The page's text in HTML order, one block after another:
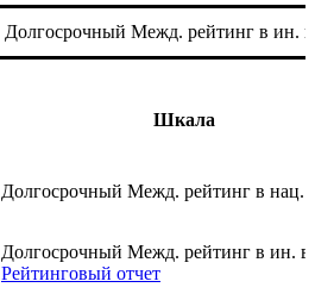
Долгосрочный Межд. рейтинг в ин.
Шкала
Долгосрочный Межд. рейтинг в нац.
Долгосрочный Межд. рейтинг в ин.
Рейтинговый отчет